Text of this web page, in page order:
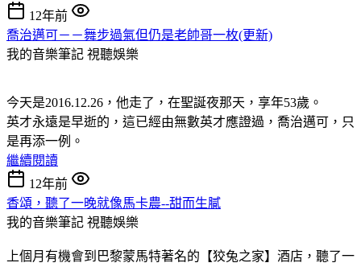
12年前
喬治邁可－－舞步過氣但仍是老帥哥一枚(更新)
我的音樂筆記 視聽娛樂
今天是2016.12.26，他走了，在聖誕夜那天，享年53歲。
英才永遠是早逝的，這已經由無數英才應證過，喬治邁可，只
是再添一例。
繼續閱讀
12年前
香頌，聽了一晚就像馬卡農--甜而生膩
我的音樂筆記 視聽娛樂
上個月有機會到巴黎蒙馬特著名的【狡兔之家】酒店，聽了一